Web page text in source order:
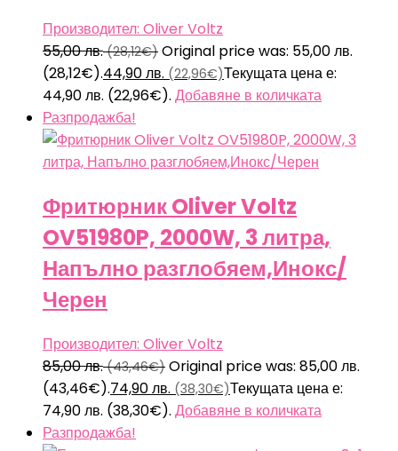
Производител: Oliver Voltz
55,00лв.(28,12€) Original price was: 55,00 лв.
(28,12€).44,90лв. (22,96€)Текущата цена е:
44,90 лв. (22,96€). Добавяне в количката
Разпродажба!
Фритюрник Oliver Voltz
OV51980P, 2000W, 3 литра,
Напълно разглобяем,Инокс/
Черен
Производител: Oliver Voltz
85,00лв.(43,46€) Original price was: 85,00 лв.
(43,46€).74,90лв. (38,30€)Текущата цена е:
74,90 лв. (38,30€). Добавяне в количката
Разпродажба!